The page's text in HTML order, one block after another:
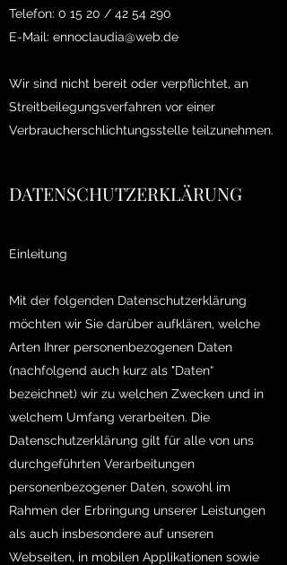
Telefon: 0 15 20 / 42 54 290
E-Mail: ennoclaudia@web.de
Wir sind nicht bereit oder verpflichtet, an
Streitbeilegungsverfahren vor einer
Verbraucherschlichtungsstelle teilzunehmen.
DATENSCHUTZERKLÄRUNG
Einleitung
Mit der folgenden Datenschutzerklärung
möchten wir Sie darüber aufklären, welche
Arten Ihrer personenbezogenen Daten
(nachfolgend auch kurz als "Daten“
bezeichnet) wir zu welchen Zwecken und in
welchem Umfang verarbeiten. Die
Datenschutzerklärung gilt für alle von uns
durchgeführten Verarbeitungen
personenbezogener Daten, sowohl im
Rahmen der Erbringung unserer Leistungen
als auch insbesondere auf unseren
Webseiten, in mobilen Applikationen sowie